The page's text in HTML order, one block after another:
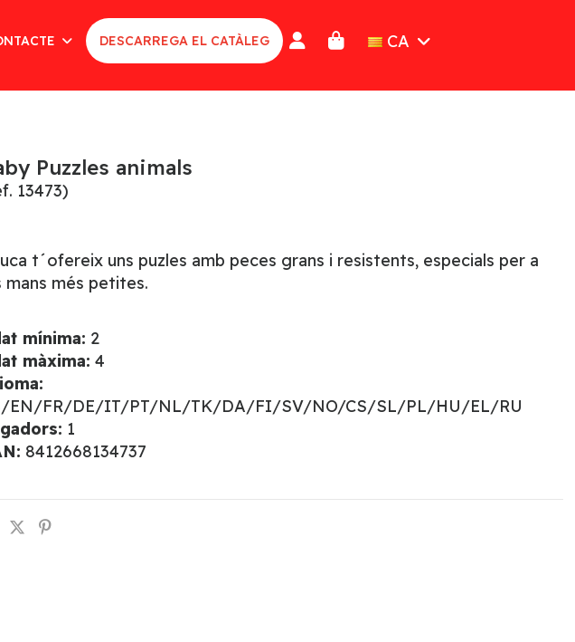
DESCARREGA EL CATÀLEG CA
Puzzles animals
13473)
t´ofereix uns puzles amb peces grans i resistents, especials per a
mans més petites.
mínima: 2
màxima: 4
EN/FR/DE/IT/PT/NL/TK/DA/FI/SV/NO/CS/SL/PL/HU/EL/RU
1
8412668134737